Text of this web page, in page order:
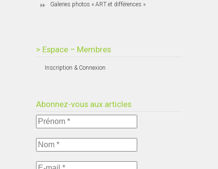
Galeries photos « ART et différences »
> Espace – Membres
Inscription & Connexion
Abonnez-vous aux articles